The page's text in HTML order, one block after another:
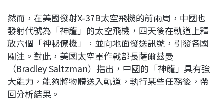
然而，在美國發射X-37B太空飛機的前兩周，中國也
發射代號為「神龍」的太空飛機，四天後在軌道上釋
放六個「神秘僚機」，並向地面發送訊號，引發各國
關注。對此，美國太空軍作戰部長薩爾茲曼
（Bradley Saltzman）指出，中國的「神龍」具有強
大能力，能夠將物體送入軌道，執行某些任務後，帶
回分析結果。